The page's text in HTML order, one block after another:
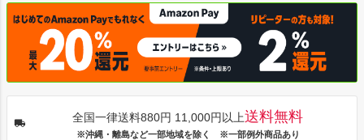
全国一律送料880円 11,000円以上送料無料
※沖縄・離島など一部地域を除く ※一部例外商品あり